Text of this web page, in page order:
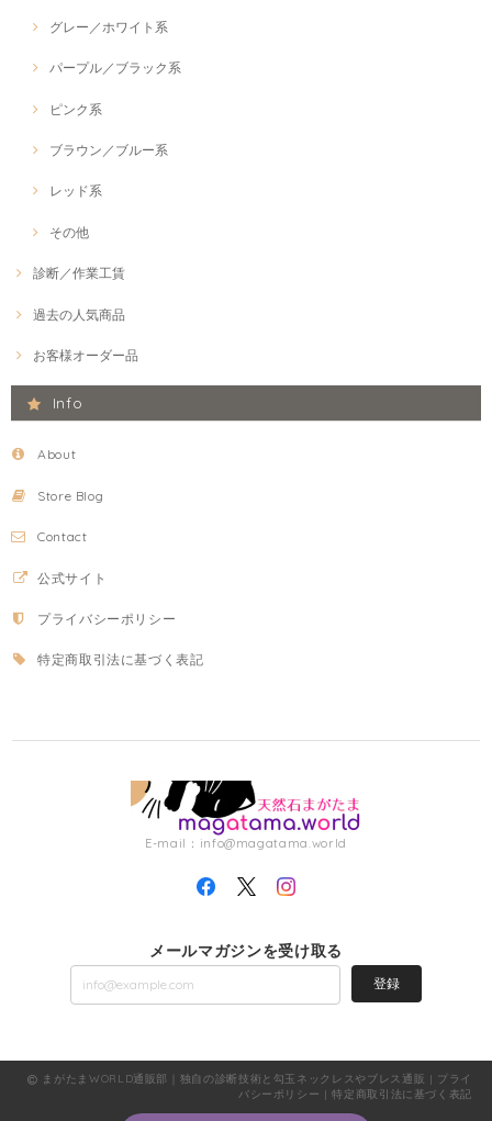
グレー／ホワイト系
パープル／ブラック系
ピンク系
ブラウン／ブルー系
レッド系
その他
診断／作業工賃
過去の人気商品
お客様オーダー品
Info
About
Store Blog
Contact
公式サイト
プライバシーポリシー
特定商取引法に基づく表記
E-mail： info@magatama.world
メールマガジンを受け取る
登録
まがたまWORLD通販部｜独自の診断技術と勾玉ネックレスやブレス通販 | プライ
バシーポリシー |特定商取引法に基づく表記